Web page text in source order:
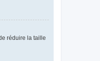
réduire la taille